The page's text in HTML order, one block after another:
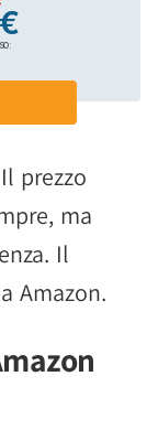
prezzo
ma
Il
Amazon.